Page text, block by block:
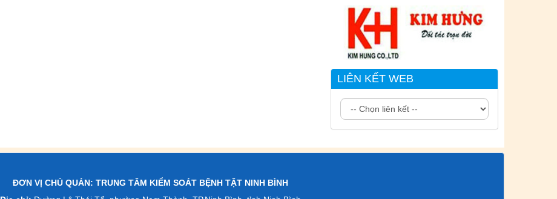
lực: (02/07/2021)
LIÊN KẾT WEB
ĐƠN VỊ CHỦ QUẢN: TRUNG TÂM KIỂM SOÁT BỆNH TẬT NINH BÌNH